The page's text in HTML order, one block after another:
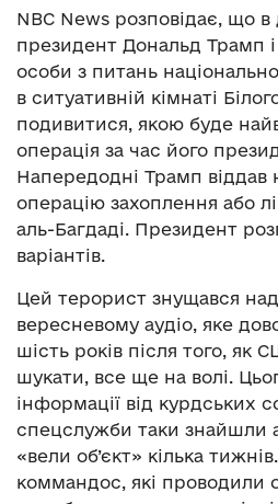
NBC News розповідає, що в
президент Дональд Трамп і
особи з питань
в ситуативній кімнаті
подивитися, якою буде
операція за час його
Напередодні Трамп віддав
операцію захоплення або
аль-Багдаді. Президент
варіантів.
Цей терорист знущався
вересневому аудіо, яке
шість років після того, як
шукати, все ще на волі.
інформації від курдських
спецслужби таки знайшли
«вели об’єкт» кілька
коммандос, які проводили